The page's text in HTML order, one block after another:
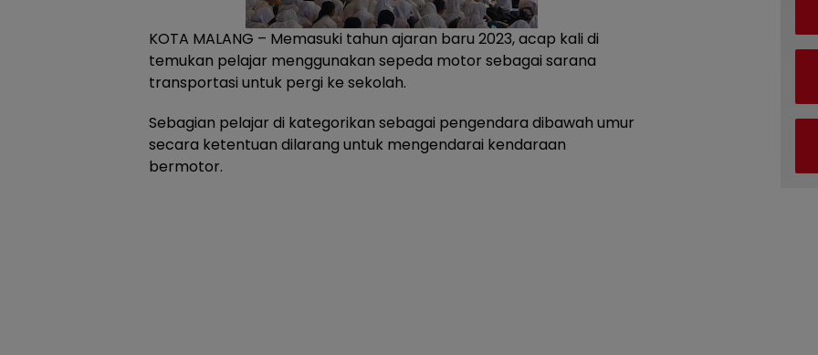
KOTA MALANG – Memasuki tahun ajaran baru 2023, acap kali di
temukan pelajar menggunakan sepeda motor sebagai sarana
transportasi untuk pergi ke sekolah.
Sebagian pelajar di kategorikan sebagai pengendara dibawah umur
secara ketentuan dilarang untuk mengendarai kendaraan
bermotor.